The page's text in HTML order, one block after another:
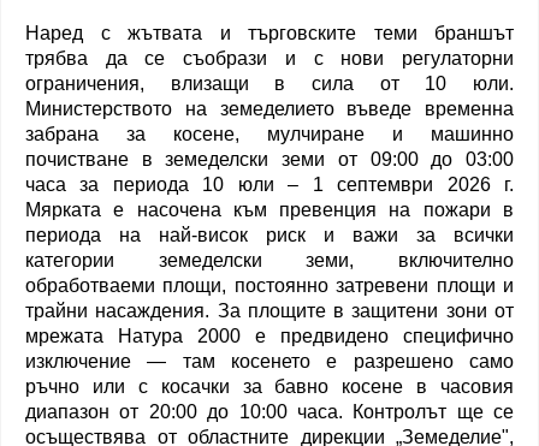
Наред с жътвата и търговските теми браншът
трябва да се съобрази и с нови регулаторни
ограничения, влизащи в сила от 10 юли.
Министерството на земеделието въведе временна
забрана за косене, мулчиране и машинно
почистване в земеделски земи от 09:00 до 03:00
часа за периода 10 юли – 1 септември 2026 г.
Мярката е насочена към превенция на пожари в
периода на най-висок риск и важи за всички
категории земеделски земи, включително
обработваеми площи, постоянно затревени площи и
трайни насаждения. За площите в защитени зони от
мрежата Натура 2000 е предвидено специфично
изключение — там косенето е разрешено само
ръчно или с косачки за бавно косене в часовия
диапазон от 20:00 до 10:00 часа. Контролът ще се
осъществява от областните дирекции „Земеделие",